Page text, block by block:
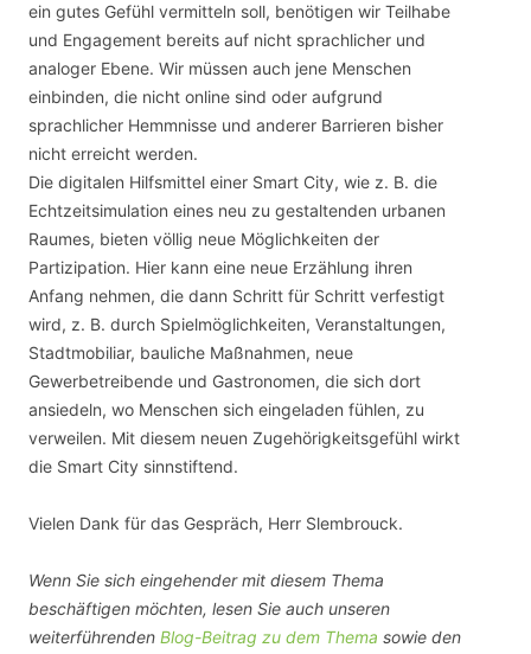
ein gutes Gefühl vermitteln soll, benötigen wir Teilhabe
und Engagement bereits auf nicht sprachlicher und
analoger Ebene. Wir müssen auch jene Menschen
einbinden, die nicht online sind oder aufgrund
sprachlicher Hemmnisse und anderer Barrieren bisher
nicht erreicht werden.
Die digitalen Hilfsmittel einer Smart City, wie z. B. die
Echtzeitsimulation eines neu zu gestaltenden urbanen
Raumes, bieten völlig neue Möglichkeiten der
Partizipation. Hier kann eine neue Erzählung ihren
Anfang nehmen, die dann Schritt für Schritt verfestigt
wird, z. B. durch Spielmöglichkeiten, Veranstaltungen,
Stadtmobiliar, bauliche Maßnahmen, neue
Gewerbetreibende und Gastronomen, die sich dort
ansiedeln, wo Menschen sich eingeladen fühlen, zu
verweilen. Mit diesem neuen Zugehörigkeitsgefühl wirkt
die Smart City sinnstiftend.
Vielen Dank für das Gespräch, Herr Slembrouck.
Wenn Sie sich eingehender mit diesem Thema
beschäftigen möchten, lesen Sie auch unseren
weiterführenden Blog-Beitrag zu dem Thema sowie den